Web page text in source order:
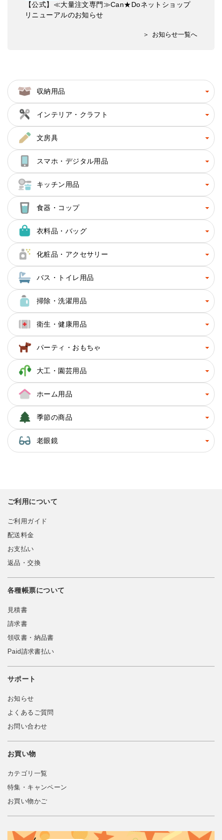
【公式】≪大量注文専門≫Can★Doネットショップ
リニューアルのお知らせ
お知らせ一覧へ
収納用品
インテリア・クラフト
文房具
スマホ・デジタル用品
キッチン用品
食器・コップ
衣料品・バッグ
化粧品・アクセサリー
バス・トイレ用品
掃除・洗濯用品
衛生・健康用品
パーティ・おもちゃ
大工・園芸用品
ホーム用品
季節の商品
老眼鏡
ご利用について
ご利用ガイド
配送料金
お支払い
返品・交換
各種帳票について
見積書
請求書
領収書・納品書
Paid請求書払い
サポート
お知らせ
よくあるご質問
お問い合わせ
お買い物
カテゴリ一覧
特集・キャンペーン
お買い物かご